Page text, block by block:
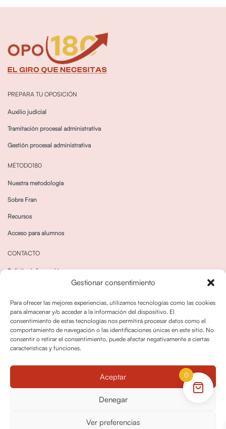
Gestionar consentimiento
Para ofrecer las mejores experiencias, utilizamos tecnologías como las cookies
para almacenar y/o acceder a la información del dispositivo. El
consentimiento de estas tecnologías nos permitirá procesar datos como el
comportamiento de navegación o las identificaciones únicas en este sitio. No
consentir o retirar el consentimiento, puede afectar negativamente a ciertas
características y funciones.
Aceptar
Denegar
Ver preferencias
PREPARA TU OPOSICIÓN
Auxilio judicial
Tramitación procesal administrativa
Gestión procesal administrativa
MÉTODO180
Nuestra metodología
Sobre Fran
Recursos
Acceso para alumnos
CONTACTO
Solicitar información
Política de cookies
Política dedevoluciones y cancelaciones
0